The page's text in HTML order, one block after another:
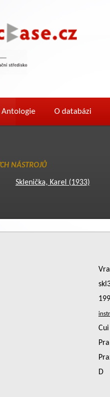
Antologie O databázi
NÁSTROJŮ
Sklenička, Karel (1933)
D